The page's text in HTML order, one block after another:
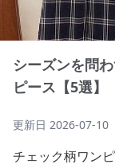
シーズンを問
ピース【5選】
更新日 2026-07-10
チェック柄ワン